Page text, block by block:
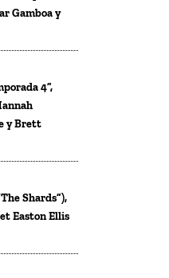
Gamboa y
4”,
y Brett
Shards”),
Easton Ellis